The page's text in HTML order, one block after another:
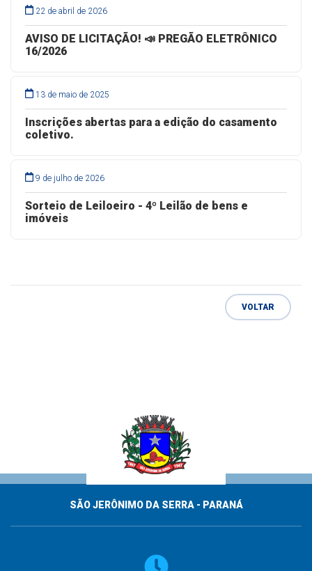
22 de abril de 2026
AVISO DE LICITAÇÃO! 📣 PREGÃO ELETRÔNICO
16/2026
13 de maio de 2025
Inscrições abertas para a edição do casamento
coletivo.
9 de julho de 2026
Sorteio de Leiloeiro - 4º Leilão de bens e
imóveis
VOLTAR
SÃO JERÔNIMO DA SERRA - PARANÁ